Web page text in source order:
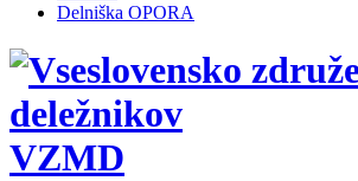
Delniška OPORA
VZMD